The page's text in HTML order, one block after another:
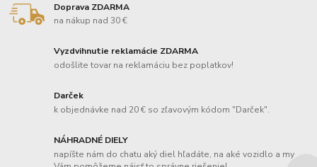
Doprava ZDARMA
na nákup nad 30 €
Vyzdvihnutie reklamácie ZDARMA
odošlite tovar na reklamáciu bez poplatkov!
Darček
k objednávke nad 20 € so zľavovým kódom "Darček".
NÁHRADNÉ DIELY
napíšte nám do chatu aký diel hľadáte, na aké vozidlo a my